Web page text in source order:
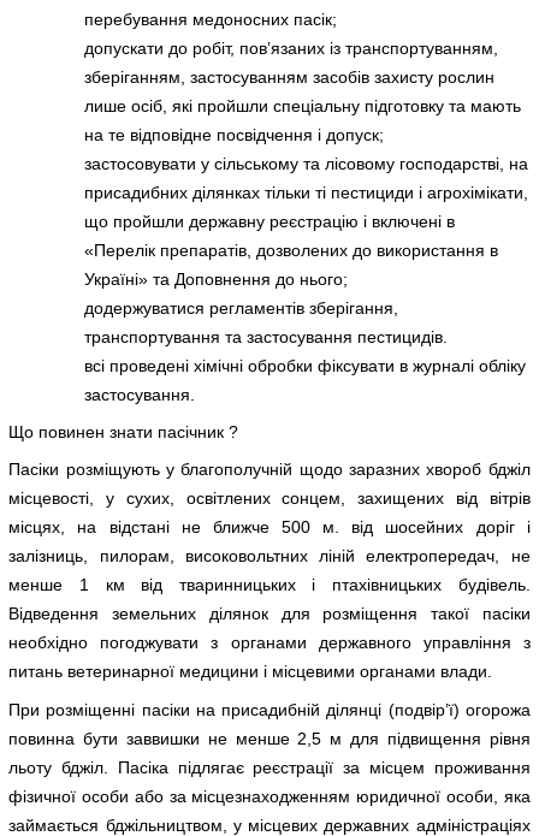
перебування медоносних пасік;
допускати до робіт, пов’язаних із транспортуванням,
зберіганням, застосуванням засобів захисту рослин
лише осіб, які пройшли спеціальну підготовку та мають
на те відповідне посвідчення і допуск;
застосовувати у сільському та лісовому господарстві, на
присадибних ділянках тільки ті пестициди і агрохімікати,
що пройшли державну реєстрацію і включені в
«Перелік препаратів, дозволених до використання в
Україні» та Доповнення до нього;
додержуватися регламентів зберігання,
транспортування та застосування пестицидів.
всі проведені хімічні обробки фіксувати в журналі обліку
застосування.
Що повинен знати пасічник ?
Пасіки розміщують у благополучній щодо заразних хвороб бджіл
місцевості, у сухих, освітлених сонцем, захищених від вітрів
місцях, на відстані не ближче 500 м. від шосейних доріг і
залізниць, пилорам, високовольтних ліній електропередач, не
менше 1 км від тваринницьких і птахівницьких будівель.
Відведення земельних ділянок для розміщення такої пасіки
необхідно погоджувати з органами державного управління з
питань ветеринарної медицини і місцевими органами влади.
При розміщенні пасіки на присадибній ділянці (подвір’ї) огорожа
повинна бути заввишки не менше 2,5 м для підвищення рівня
льоту бджіл. Пасіка підлягає реєстрації за місцем проживання
фізичної особи або за місцезнаходженням юридичної особи, яка
займається бджільництвом, у місцевих державних адміністраціях